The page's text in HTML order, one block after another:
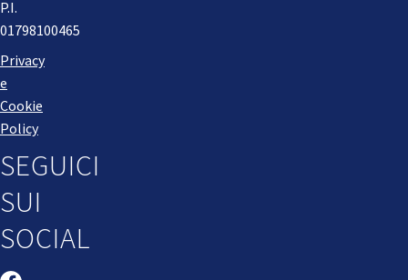
P.I.
01798100465
Privacy
e
Cookie
Policy
SEGUICI
SUI
SOCIAL